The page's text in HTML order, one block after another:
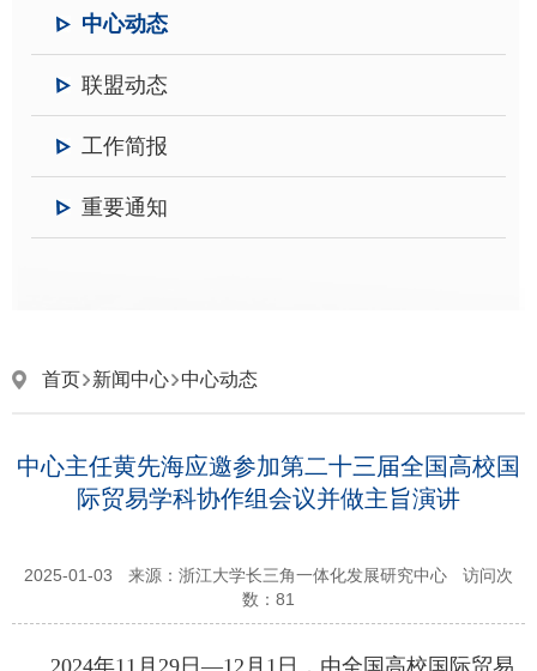
中心动态
联盟动态
工作简报
重要通知
首页 新闻中心 中心动态
中心主任黄先海应邀参加第二十三届全国高校国
际贸易学科协作组会议并做主旨演讲
2025-01-03 来源：浙江大学长三角一体化发展研究中心
访问次
数： 81
2024年11月29日—12月1日，由全国高校国际贸易